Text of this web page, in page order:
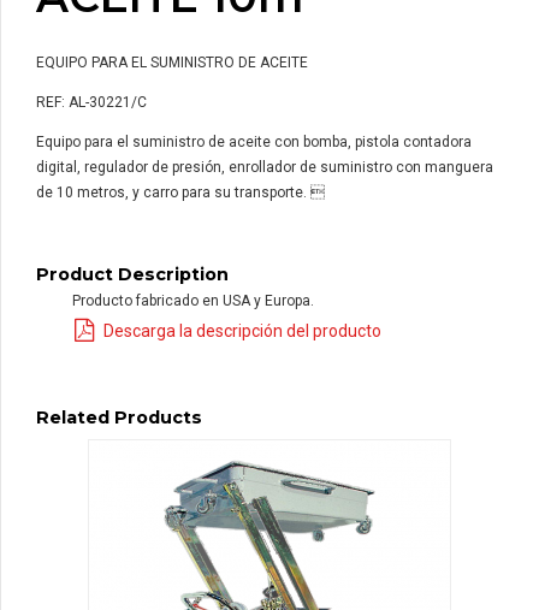
EQUIPO PARA EL SUMINISTRO DE ACEITE
REF: AL-30221/C
Equipo para el suministro de aceite con bomba, pistola contadora
digital, regulador de presión, enrollador de suministro con manguera
de 10 metros, y carro para su transporte. 
Product Description
Producto fabricado en USA y Europa.
Descarga la descripción del producto
Related Products